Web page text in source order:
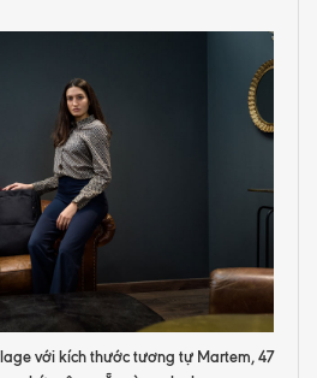
với kích thước tương tự Martem, 47